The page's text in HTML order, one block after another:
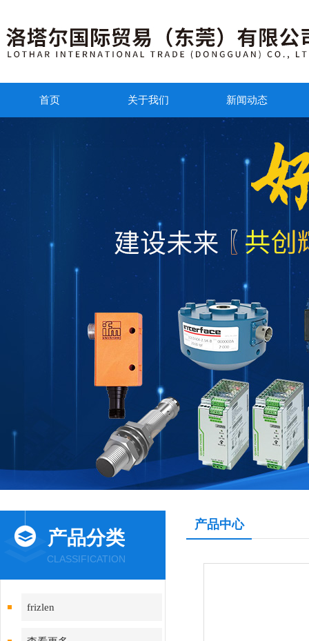
首页 关于我们 新闻动态
产品分类
CLASSIFICATION
frizlen
产品中心